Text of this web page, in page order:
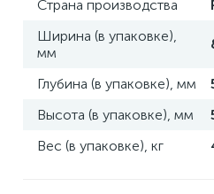
Страна производства
Ширина (в упаковке),
мм
Глубина (в упаковке), мм
Высота (в упаковке), мм
Вес (в упаковке), кг